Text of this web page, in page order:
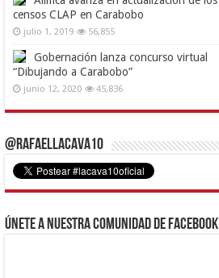
censos CLAP en Carabobo
julio 1, 2019 56,855
Gobernación lanza concurso virtual
“Dibujando a Carabobo”
junio 12, 2020 45,836
@RafaelLacava10
Únete a nuestra comunidad de Facebook